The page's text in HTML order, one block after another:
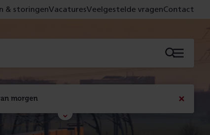
morgen
Met de campagne 'Voor 't spoor naar morgen' laten
we zien wat er vandaag gebeurt en wat dat -
& storingenVacaturesVeelgestelde vragenContact
Menu